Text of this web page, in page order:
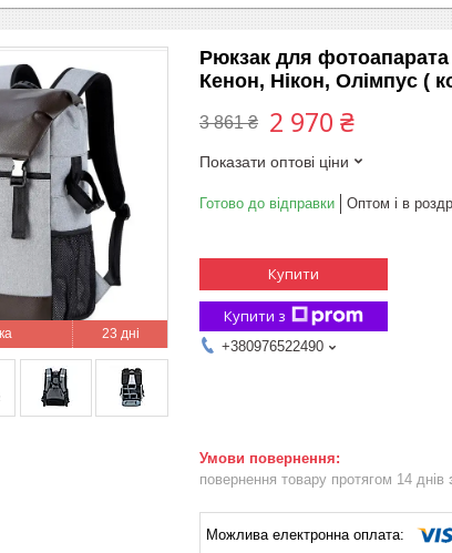
23 дні
Рюкзак для
Кенон, Нікон, Олімпус (
3 861 ₴ 2 970 ₴
Показати оптові ціни
Готово до відправки Оптом і в
Купити
Купити з
+380976522490
повернення товару протягом 14 днів